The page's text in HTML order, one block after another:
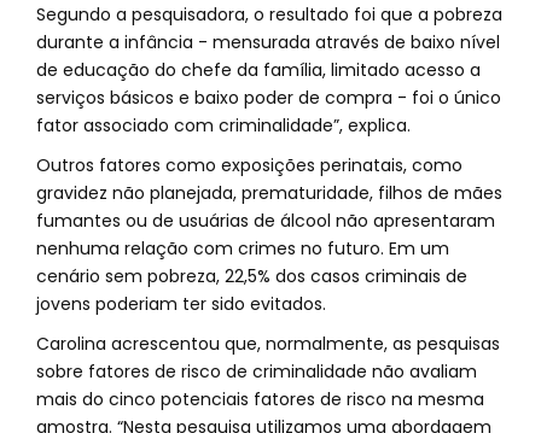
Segundo a pesquisadora, o resultado foi que a pobreza
durante a infância - mensurada através de baixo nível
de educação do chefe da família, limitado acesso a
serviços básicos e baixo poder de compra - foi o único
fator associado com criminalidade”, explica.
Outros fatores como exposições perinatais, como
gravidez não planejada, prematuridade, filhos de mães
fumantes ou de usuárias de álcool não apresentaram
nenhuma relação com crimes no futuro. Em um
cenário sem pobreza, 22,5% dos casos criminais de
jovens poderiam ter sido evitados.
Carolina acrescentou que, normalmente, as pesquisas
sobre fatores de risco de criminalidade não avaliam
mais do cinco potenciais fatores de risco na mesma
amostra. “Nesta pesquisa utilizamos uma abordagem